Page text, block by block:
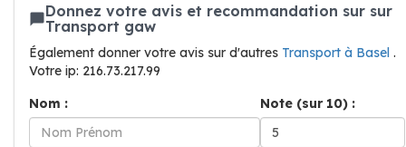
Donnez votre avis et recommandation sur sur
Transport gaw
Également donner votre avis sur d'autres Transport à Basel .
Votre ip: 216.73.217.99
Nom :
Note (sur 10) :